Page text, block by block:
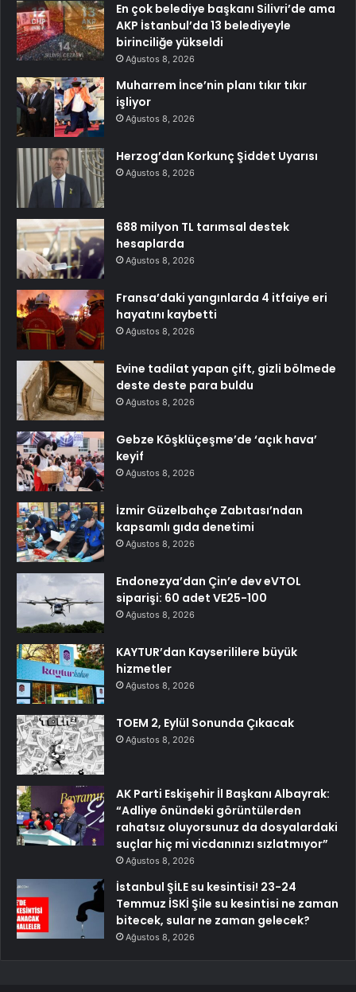
En çok belediye başkanı Silivri’de ama
AKP İstanbul’da 13 belediyeyle
birinciliğe yükseldi
Ağustos 8, 2026
Muharrem İnce’nin planı tıkır tıkır
işliyor
Ağustos 8, 2026
Herzog’dan Korkunç Şiddet Uyarısı
Ağustos 8, 2026
688 milyon TL tarımsal destek
hesaplarda
Ağustos 8, 2026
Fransa’daki yangınlarda 4 itfaiye eri
hayatını kaybetti
Ağustos 8, 2026
Evine tadilat yapan çift, gizli bölmede
deste deste para buldu
Ağustos 8, 2026
Gebze Köşklüçeşme’de ‘açık hava’
keyif
Ağustos 8, 2026
İzmir Güzelbahçe Zabıtası’ndan
kapsamlı gıda denetimi
Ağustos 8, 2026
Endonezya’dan Çin’e dev eVTOL
siparişi: 60 adet VE25-100
Ağustos 8, 2026
KAYTUR’dan Kayserililere büyük
hizmetler
Ağustos 8, 2026
TOEM 2, Eylül Sonunda Çıkacak
Ağustos 8, 2026
AK Parti Eskişehir İl Başkanı Albayrak:
“Adliye önündeki görüntülerden
rahatsız oluyorsunuz da dosyalardaki
suçlar hiç mi vicdanınızı sızlatmıyor”
Ağustos 8, 2026
İstanbul ŞİLE su kesintisi! 23-24
Temmuz İSKİ Şile su kesintisi ne zaman
bitecek, sular ne zaman gelecek?
Ağustos 8, 2026